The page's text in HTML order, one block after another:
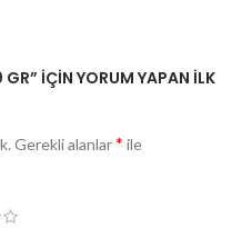
IÇIN YORUM YAPAN ILK
Gerekli alanlar* ile